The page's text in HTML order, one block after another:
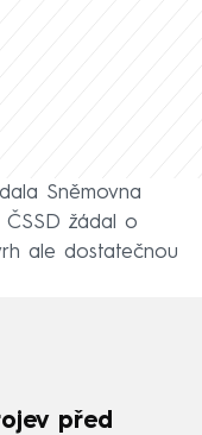
Sněmovna
žádal o
ale dostatečnou
před